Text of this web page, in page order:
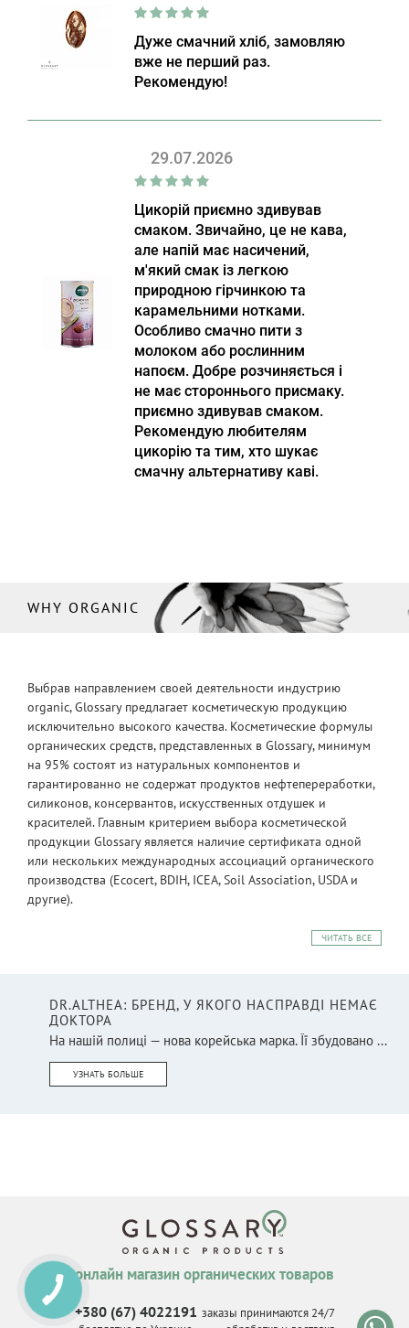
Дуже смачний хліб, замовляю
вже не перший раз.
Рекомендую!
29.07.2026
Цикорій приємно здивував
смаком. Звичайно, це не кава,
але напій має насичений,
м'який смак із легкою
природною гірчинкою та
карамельними нотками.
Особливо смачно пити з
молоком або рослинним
напоєм. Добре розчиняється і
не має стороннього присмаку.
приємно здивував смаком.
Рекомендую любителям
цикорію та тим, хто шукає
смачну альтернативу каві.
WHY ORGANIC
Выбрав направлением своей деятельности индустрию
organic, Glossary предлагает косметическую продукцию
исключительно высокого качества. Косметические формулы
органических средств, представленных в Glossary, минимум
на 95% состоят из натуральных компонентов и
гарантированно не содержат продуктов нефтепереработки,
силиконов, консервантов, искусственных отдушек и
красителей. Главным критерием выбора косметической
продукции Glossary является наличие сертификата одной
или нескольких международных ассоциаций органического
производства (Ecocert, BDIH, ICEA, Soil Association, USDA и
другие).
ЧИТАТЬ ВСЕ
DR.ALTHEA: БРЕНД, У ЯКОГО НАСПРАВДІ НЕМАЄ
ДОКТОРА
На нашій полиці — нова корейська марка. Її збудовано ...
УЗНАТЬ БОЛЬШЕ
онлайн магазин органических товаров
+380 (67) 4022191 заказы принимаются 24/7
КНОПКА
СВЯЗИ